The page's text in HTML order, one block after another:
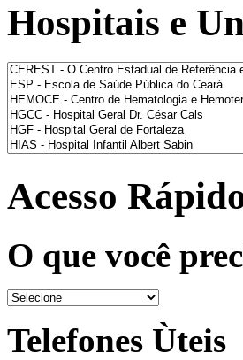
Hospitais e
Acesso
O que você
Telefones Ùteis